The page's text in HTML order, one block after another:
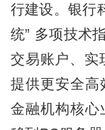
行建设。银行
统” 多项技术
交易账户、实
提供更安全高
金融机构核心